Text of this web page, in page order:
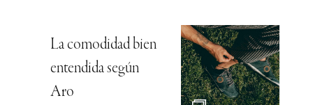
La comodidad bien
entendida según
Aro